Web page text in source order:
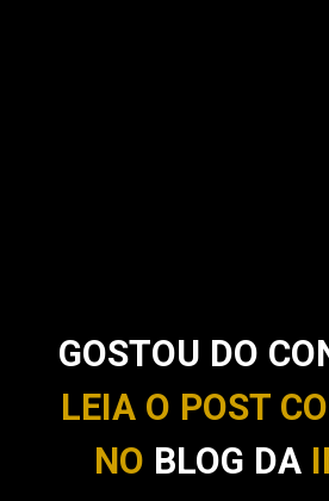
GOSTOU DO
LEIA O POST
NO BLOG DA